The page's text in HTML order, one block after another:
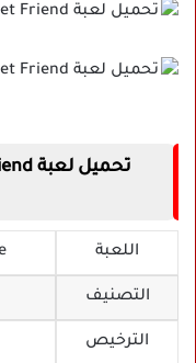
اللعبة
التصنيف
الترخيص